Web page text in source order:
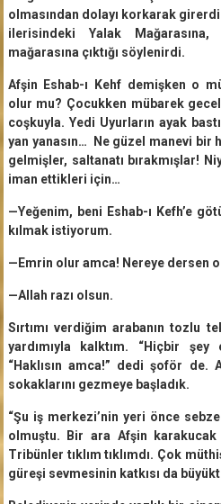
olmasından dolayı korkarak
ilerisindeki Yalak
mağarasına çıktığı söylenirdi.
Afşin Eshab-ı Kehf demişken o
olur mu? Çocukken mübarek
coşkuyla. Yedi Uyurların ayak
yan yanasın… Ne güzel manevi bir
gelmişler, saltanatı bırakmışlar!
iman ettikleri için…
—Yeğenim, beni Eshab-ı Kefh’e
kılmak istiyorum.
—Emrin olur amca! Nereye dersen
—Allah razı olsun.
Sırtımı verdiğim arabanın tozlu
yardımıyla kalktım. “Hiçbir
“Haklısın amca!” dedi şoför de.
sokaklarını gezmeye başladık.
“Şu iş merkezi’nin yeri önce
olmuştu. Bir ara Afşin karakucak
Tribünler tıklım tıklımdı. Çok
güreşi sevmesinin katkısı da